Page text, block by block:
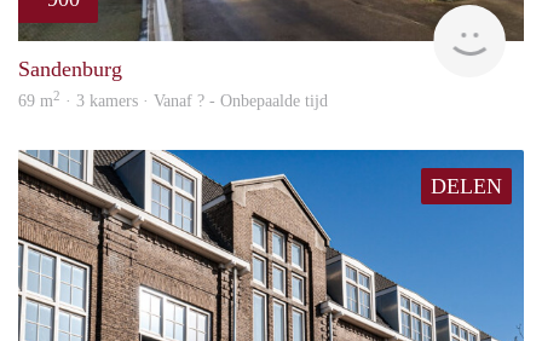
Sandenburg
69 m2 · 3 kamers · Vanaf ? - Onbepaalde tijd
DELEN